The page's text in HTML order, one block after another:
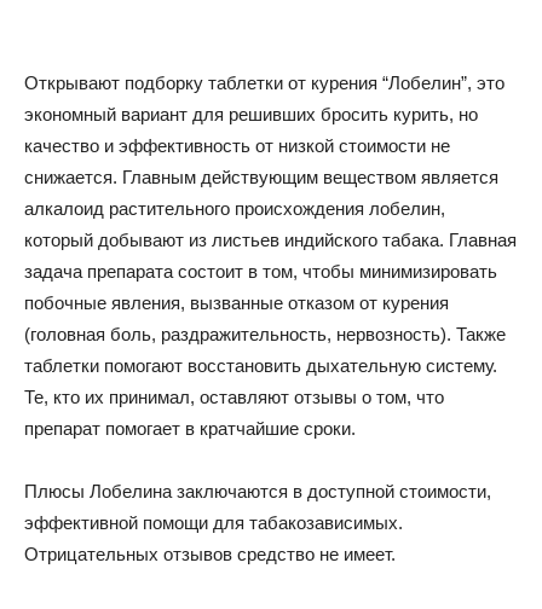
Открывают подборку таблетки от курения “Лобелин”, это
экономный вариант для решивших бросить курить, но
качество и эффективность от низкой стоимости не
снижается. Главным действующим веществом является
алкалоид растительного происхождения лобелин,
который добывают из листьев индийского табака. Главная
задача препарата состоит в том, чтобы минимизировать
побочные явления, вызванные отказом от курения
(головная боль, раздражительность, нервозность). Также
таблетки помогают восстановить дыхательную систему.
Те, кто их принимал, оставляют отзывы о том, что
препарат помогает в кратчайшие сроки.
Плюсы Лобелина заключаются в доступной стоимости,
эффективной помощи для табакозависимых.
Отрицательных отзывов средство не имеет.